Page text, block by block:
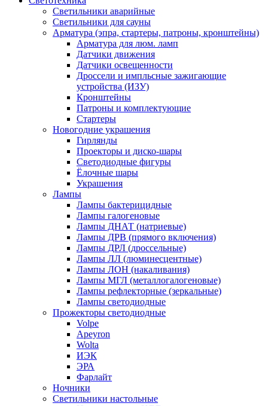
Светильники аварийные
Светильники для сауны
Арматура (эпра, стартеры, патроны, кронштейны)
Арматура для люм. ламп
Датчики движения
Датчики освещенности
Дроссели и импльсные зажигающие
устройства (ИЗУ)
Кронштейны
Патроны и комплектующие
Стартеры
Новогодние украшения
Гирлянды
Проекторы и диско-шары
Светодиодные фигуры
Ёлочные шары
Украшения
Лампы
Лампы бактерицидные
Лампы галогеновые
Лампы ДНАТ (натриевые)
Лампы ДРВ (прямого включения)
Лампы ДРЛ (дроссельные)
Лампы ЛЛ (люминесцентные)
Лампы ЛОН (накаливания)
Лампы МГЛ (металлогалогеновые)
Лампы рефлекторные (зеркальные)
Лампы светодиодные
Прожекторы светодиодные
Volpe
Apeyron
Wolta
ИЭК
ЭРА
Фарлайт
Ночники
Светильники настольные